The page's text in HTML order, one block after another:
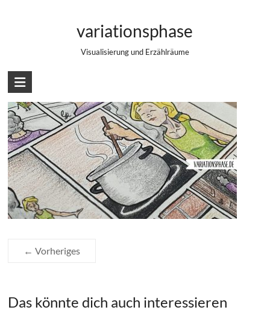
variationsphase
Visualisierung und Erzählräume
Teaser: Comic „Kochen“
← Vorheriges
Das könnte dich auch interessieren